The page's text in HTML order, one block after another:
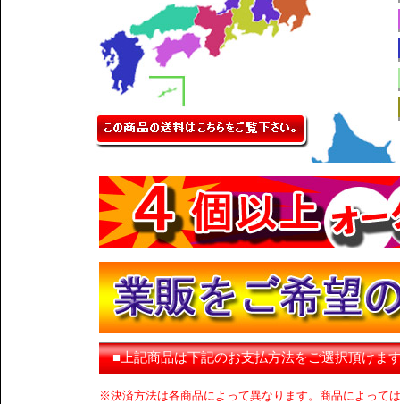
■上記商品は下記のお支払方法をご選択頂けま
※決済方法は各商品によって異なります。商品によって